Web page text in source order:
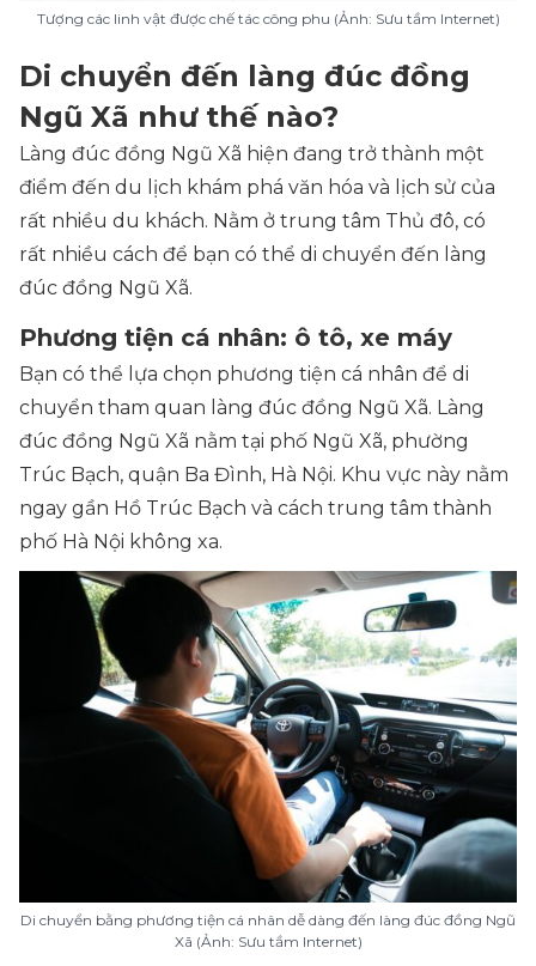
Tượng các linh vật được chế tác công phu (Ảnh: Sưu tầm Internet)
Di chuyển đến làng đúc đồng
Ngũ Xã như thế nào?
Làng đúc đồng Ngũ Xã hiện đang trở thành một
điểm đến du lịch khám phá văn hóa và lịch sử của
rất nhiều du khách. Nằm ở trung tâm Thủ đô, có
rất nhiều cách để bạn có thể di chuyển đến làng
đúc đồng Ngũ Xã.
Phương tiện cá nhân: ô tô, xe máy
Bạn có thể lựa chọn phương tiện cá nhân để di
chuyển tham quan làng đúc đồng Ngũ Xã. Làng
đúc đồng Ngũ Xã nằm tại phố Ngũ Xã, phường
Trúc Bạch, quận Ba Đình, Hà Nội. Khu vực này nằm
ngay gần Hồ Trúc Bạch và cách trung tâm thành
phố Hà Nội không xa.
Di chuyển bằng phương tiện cá nhân dễ dàng đến làng đúc đồng Ngũ
Xã (Ảnh: Sưu tầm Internet)